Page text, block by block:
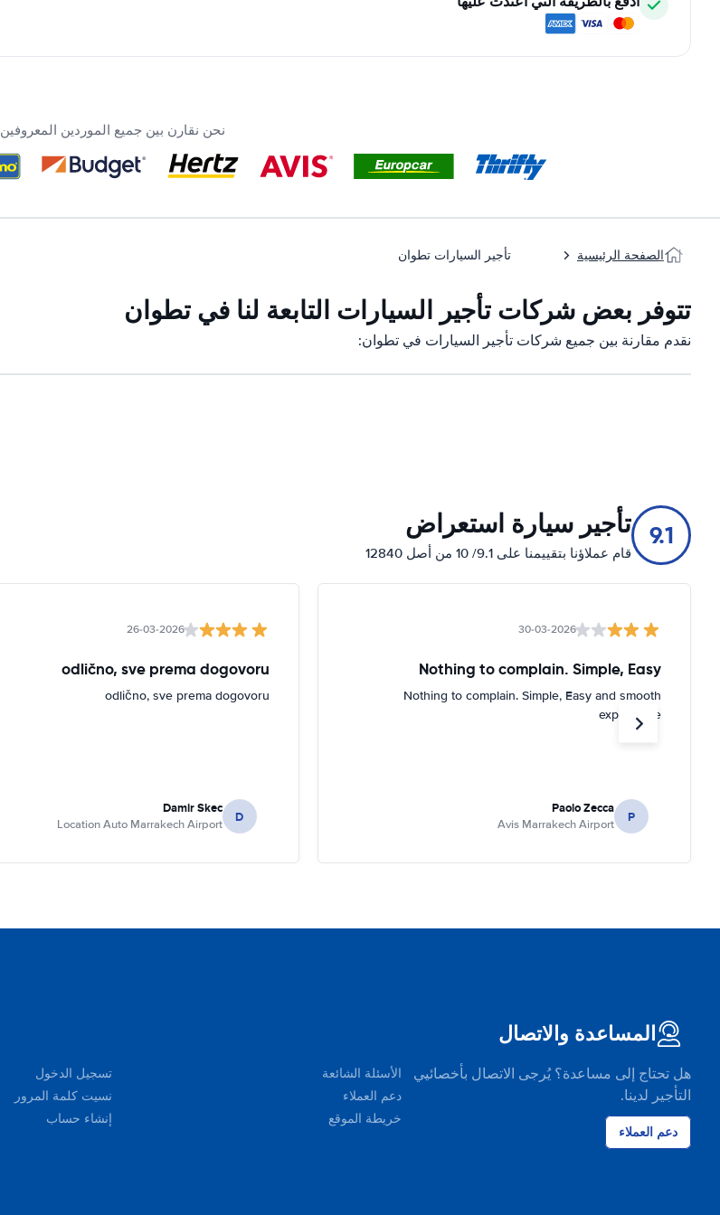
نحن نقارن بين جميع الموردين المعروفين
الصفحة الرئيسية تأجير السيارات تطوان
تتوفر بعض شركات تأجير السيارات التابعة لنا في تطوان
نقدم مقارنة بين جميع شركات تأجير السيارات في تطوان:
9.1 تأجير سيارة استعراض
قام عملاؤنا بتقييمنا على 9.1/ 10 من أصل 12840
30-03-2026
Nothing to complain. Simple, Easy
Nothing to complain. Simple, Easy and smooth
experience
P
Paolo Zecca
Avis Marrakech Airport
26-03-2026
odlično, sve prema dogovoru
odlično, sve prema dogovoru
D
Damir Skec
Location Auto Marrakech Airport
المساعدة والاتصال
هل تحتاج إلى مساعدة؟ يُرجى الاتصال بأخصائيي
التأجير لدينا.
دعم العملاء
الأسئلة الشائعة
دعم العملاء
خريطة الموقع
تسجيل الدخول
نسيت كلمة المرور
إنشاء حساب